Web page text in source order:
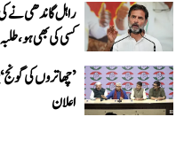
راہل گاندھی نے
کسی کی بھی ہو،
’چھاتروں کی
اعلان